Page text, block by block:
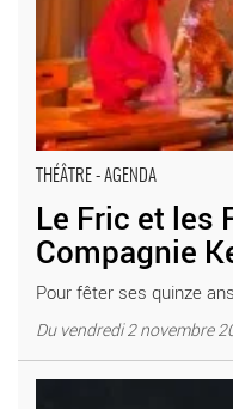
THÉÂTRE - AGENDA
Le Fric et les
Compagnie
Pour fêter ses quinze
Du vendredi 2 novembre